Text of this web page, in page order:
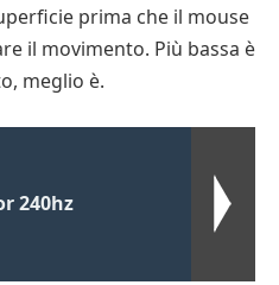
prima che il mouse
il movimento. Più bassa è
meglio è.
240hz